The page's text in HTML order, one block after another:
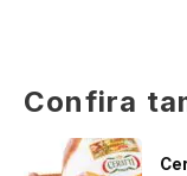
Confira